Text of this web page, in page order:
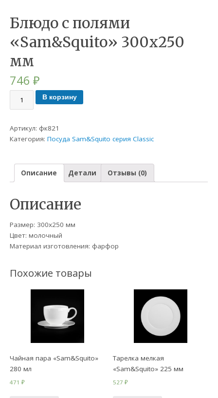
Блюдо с полями
«Sam&Squito» 300х250
мм
746₽
В корзину
Артикул: фк821
Категория:Посуда Sam&Squito серия Classic
Описание Детали Отзывы (0)
Описание
Размер: 300х250 мм
Цвет: молочный
Материал изготовления: фарфор
Похожие товары
Чайная пара «Sam&Squito»
280 мл
471₽
Тарелка мелкая
«Sam&Squito» 225 мм
527₽